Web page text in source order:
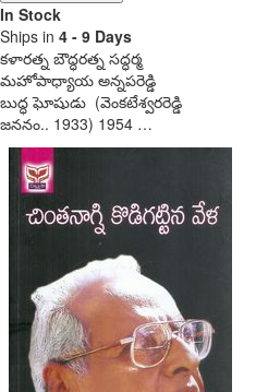
In Stock
Ships in 4 - 9 Days
కళారత్న బౌద్ధరత్న సద్ధర్మ
మహోపాధ్యాయ అన్నపరెడ్డి
బుద్ధ ఘోషుడు (వెంకటేశ్వరరెడ్డి
జననం.. 1933) 1954 …